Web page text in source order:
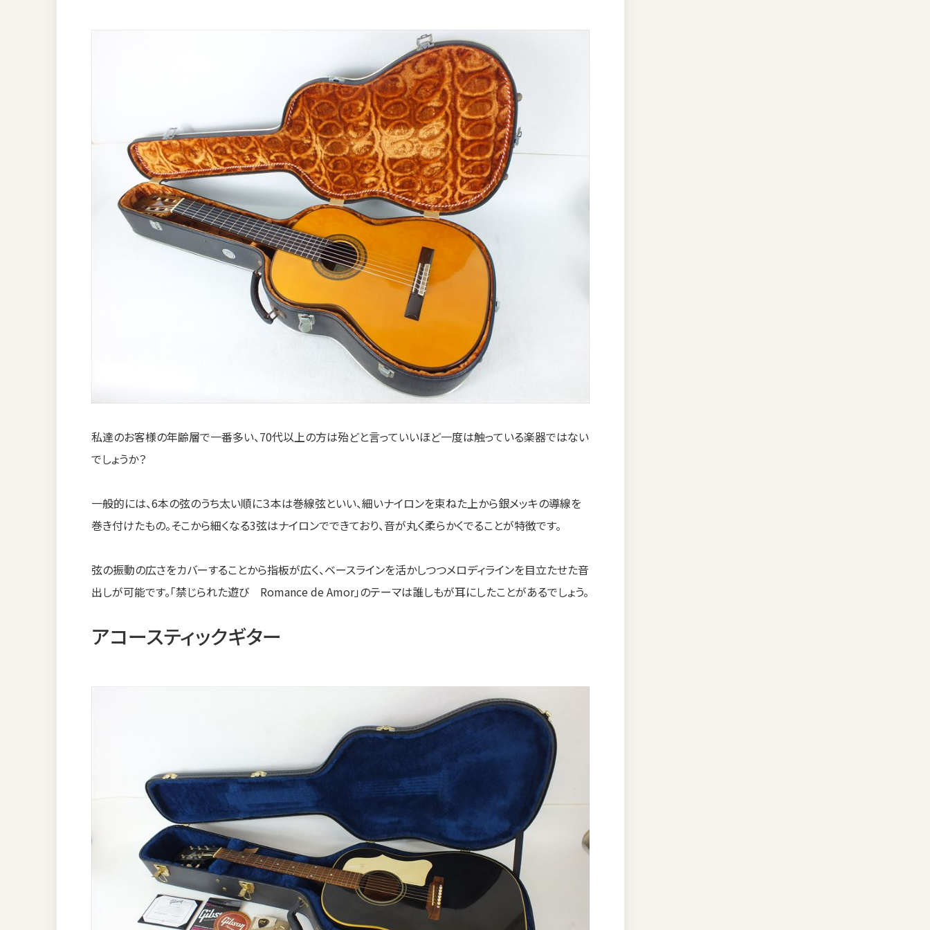
私達のお客様の年齢層で一番多い、70代以上の方は殆どと言っていいほど一度は触っている楽器ではない
でしょうか？
一般的には、6本の弦のうち太い順に３本は巻線弦といい、細いナイロンを束ねた上から銀メッキの導線を
巻き付けたもの。そこから細くなる3弦はナイロンでできており、音が丸く柔らかくでることが特徴です。
弦の振動の広さをカバーすることから指板が広く、ベースラインを活かしつつメロディラインを目立たせた音
出しが可能です。「禁じられた遊び Romance de Amor」のテーマは誰しもが耳にしたことがあるでしょう。
アコースティックギター